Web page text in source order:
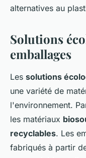
alternatives au
Solutions
emballages
Les solutions
une variété de
l'environnement.
les matériaux
recyclables. Les
fabriqués à partir